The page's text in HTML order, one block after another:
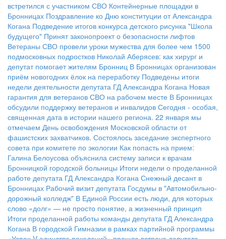
встретился с участником СВО Контейнерные площадки в
Бронницах Поздравление ко Дню конституции от Александра
Когана Подведение итогов конкурса детского рисунка "Школа
будущего" Принят законопроект о безопасности лифтов
Ветераны СВО провели уроки мужества для более чем 1500
подмосковных подростков Николай Аберясев: как хирург и
депутат помогает жителям Бронниц В Бронницах организован
приём новогодних ёлок на переработку Подведены итоги
недели деятельности депутата ГД Александра Когана Новая
гарантия для ветеранов СВО на рабочем месте В Бронницах
обсудили поддержку ветеранов и инвалидов Сегодня - особая,
священная дата в истории нашего региона. 22 января мы
отмечаем День освобождения Московской области от
фашистских захватчиков. Состоялось заседание экспертного
совета при комитете по экологии Как попасть на прием:
Галина Белоусова объяснила систему записи к врачам
Бронницкой городской больницы Итоги недели о проделанной
работе депутата ГД Александра Когана Снежный десант в
Бронницах Рабочий визит депутата Госдумы в "Автомобильно-
дорожный колледж" В Единой России есть люди, для которых
слово «долг» — не просто понятие, а жизненный принцип
Итоги проделанной работы команды депутата ГД Александра
Когана В городской Гимназии в рамках партийной программы